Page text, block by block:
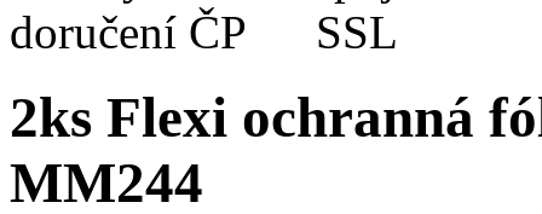
2ks Flexi ochranná
MM244